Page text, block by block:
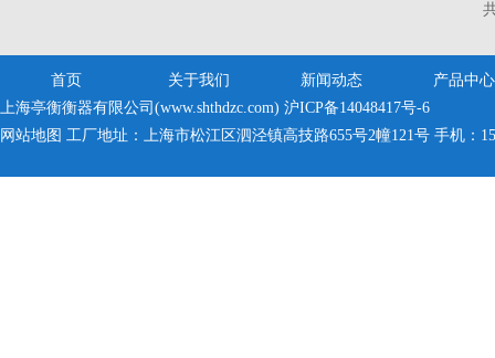
首页 关于我们 新闻动态
产品中心
上海亭衡衡器有限公司(www.shthdzc.com) 沪ICP备14048417号-6
网站地图 工厂地址：上海市松江区泗泾镇高技路655号2幢121号 手机：